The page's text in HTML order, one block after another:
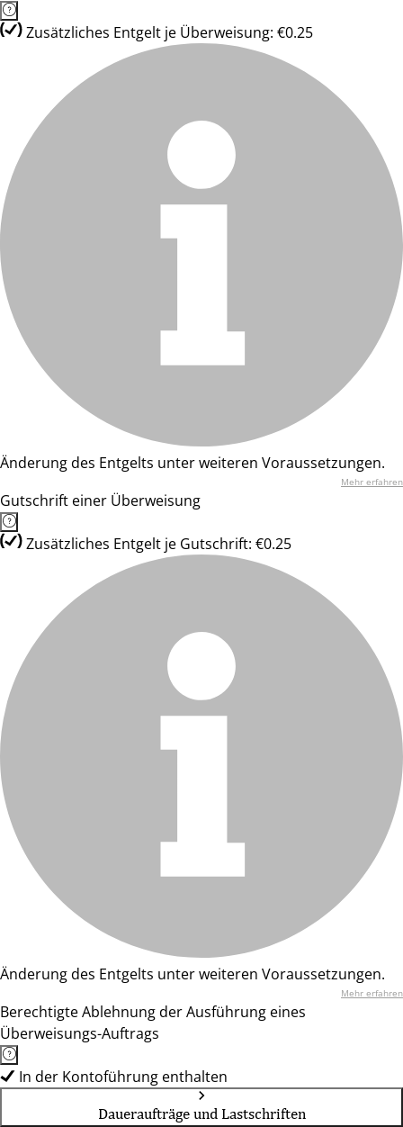
Zusätzliches Entgelt je Überweisung: €0.25
Änderung des Entgelts unter weiteren Voraussetzungen.
Mehr erfahren
Gutschrift einer Überweisung
Zusätzliches Entgelt je Gutschrift: €0.25
Änderung des Entgelts unter weiteren Voraussetzungen.
Mehr erfahren
Berechtigte Ablehnung der Ausführung eines
Überweisungs-Auftrags
In der Kontoführung enthalten
Daueraufträge und Lastschriften